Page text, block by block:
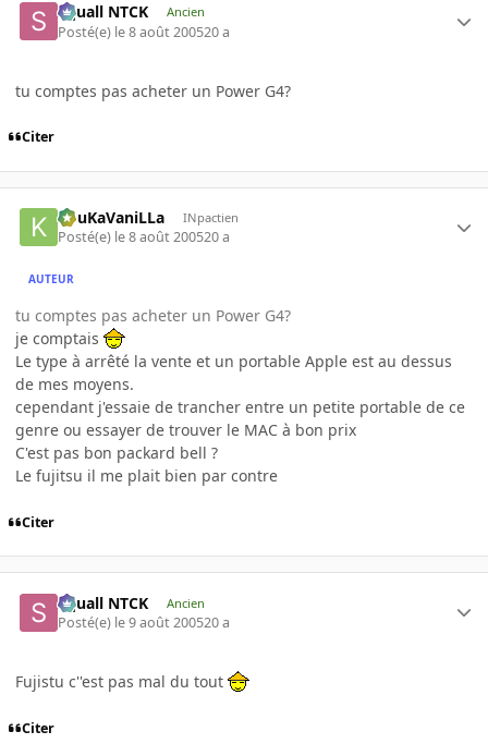
Squall NTCK Ancien
Posté(e) le 8 août 200520 a
tu comptes pas acheter un Power G4?
Citer
KouKaVaniLLa INpactien
Posté(e) le 8 août 200520 a
AUTEUR
tu comptes pas acheter un Power G4?
je comptais
Le type à arrêté la vente et un portable Apple est au dessus
de mes moyens.
cependant j'essaie de trancher entre un petite portable de ce
genre ou essayer de trouver le MAC à bon prix
C'est pas bon packard bell ?
Le fujitsu il me plait bien par contre
Citer
Squall NTCK Ancien
Posté(e) le 9 août 200520 a
Fujistu c''est pas mal du tout
Citer